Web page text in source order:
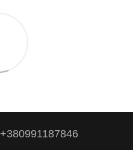
+380991187846